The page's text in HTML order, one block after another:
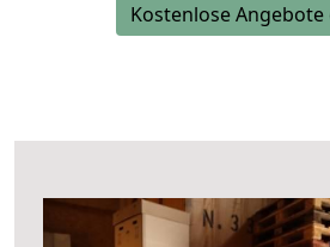
Kostenlose